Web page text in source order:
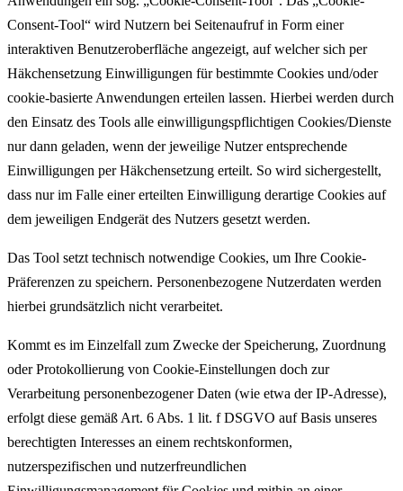
Consent-Tool“ wird Nutzern bei Seitenaufruf in Form einer
interaktiven Benutzeroberfläche angezeigt, auf welcher sich per
Häkchensetzung Einwilligungen für bestimmte Cookies und/oder
cookie-basierte Anwendungen erteilen lassen. Hierbei werden durch
den Einsatz des Tools alle einwilligungspflichtigen Cookies/Dienste
nur dann geladen, wenn der jeweilige Nutzer entsprechende
Einwilligungen per Häkchensetzung erteilt. So wird sichergestellt,
dass nur im Falle einer erteilten Einwilligung derartige Cookies auf
dem jeweiligen Endgerät des Nutzers gesetzt werden.
Das Tool setzt technisch notwendige Cookies, um Ihre Cookie-
Präferenzen zu speichern. Personenbezogene Nutzerdaten werden
hierbei grundsätzlich nicht verarbeitet.
Kommt es im Einzelfall zum Zwecke der Speicherung, Zuordnung
oder Protokollierung von Cookie-Einstellungen doch zur
Verarbeitung personenbezogener Daten (wie etwa der IP-Adresse),
erfolgt diese gemäß Art. 6 Abs. 1 lit. f DSGVO auf Basis unseres
berechtigten Interesses an einem rechtskonformen,
nutzerspezifischen und nutzerfreundlichen